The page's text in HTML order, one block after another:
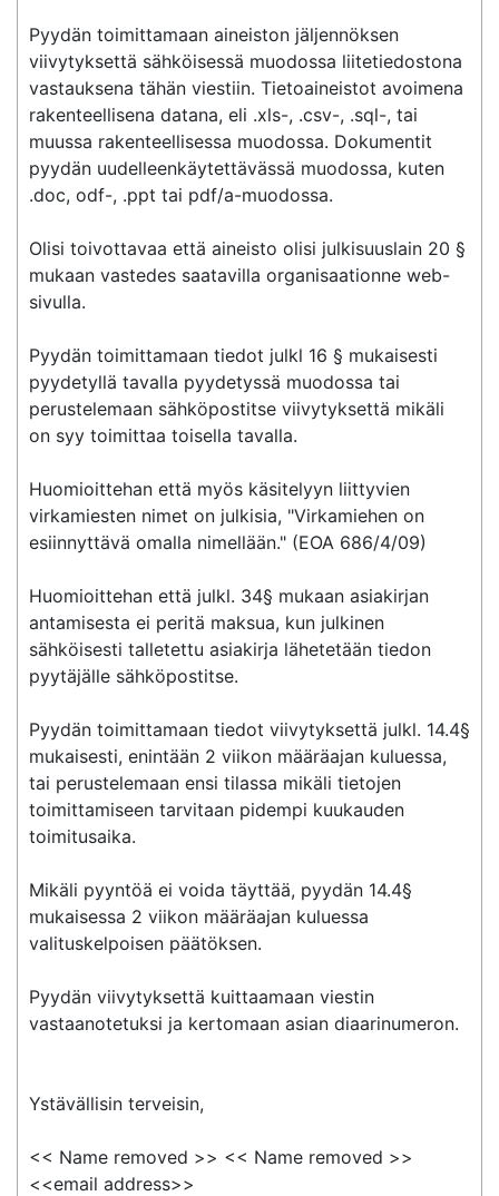
Pyydän toimittamaan aineiston jäljennöksen
viivytyksettä sähköisessä muodossa liitetiedostona
vastauksena tähän viestiin. Tietoaineistot avoimena
rakenteellisena datana, eli .xls-, .csv-, .sql-, tai
muussa rakenteellisessa muodossa. Dokumentit
pyydän uudelleenkäytettävässä muodossa, kuten
.doc, odf-, .ppt tai pdf/a-muodossa.
Olisi toivottavaa että aineisto olisi julkisuuslain 20 §
mukaan vastedes saatavilla organisaationne web-
sivulla.
Pyydän toimittamaan tiedot julkl 16 § mukaisesti
pyydetyllä tavalla pyydetyssä muodossa tai
perustelemaan sähköpostitse viivytyksettä mikäli
on syy toimittaa toisella tavalla.
Huomioittehan että myös käsitelyyn liittyvien
virkamiesten nimet on julkisia, "Virkamiehen on
esiinnyttävä omalla nimellään." (EOA 686/4/09)
Huomioittehan että julkl. 34§ mukaan asiakirjan
antamisesta ei peritä maksua, kun julkinen
sähköisesti talletettu asiakirja lähetetään tiedon
pyytäjälle sähköpostitse.
Pyydän toimittamaan tiedot viivytyksettä julkl. 14.4§
mukaisesti, enintään 2 viikon määräajan kuluessa,
tai perustelemaan ensi tilassa mikäli tietojen
toimittamiseen tarvitaan pidempi kuukauden
toimitusaika.
Mikäli pyyntöä ei voida täyttää, pyydän 14.4§
mukaisessa 2 viikon määräajan kuluessa
valituskelpoisen päätöksen.
Pyydän viivytyksettä kuittaamaan viestin
vastaanotetuksi ja kertomaan asian diaarinumeron.
Ystävällisin terveisin,
<< Name removed >> << Name removed >>
<<email address>>